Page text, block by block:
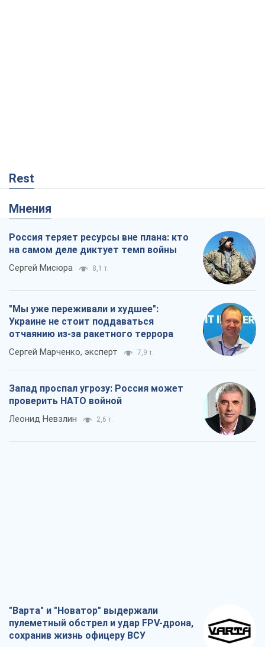
Rest
Мнения
Россия теряет ресурсы вне плана: кто
на самом деле диктует темп войны
Сергей Мисюра 8,1 т.
"Мы уже переживали и худшее":
Украине не стоит поддаваться
отчаянию из-за ракетного террора
Сергей Марченко, эксперт 7,9 т.
Запад проспал угрозу: Россия может
проверить НАТО войной
Леонид Невзлин 2,6 т.
"Варта" и "Новатор" выдержали
пулеметный обстрел и удар FPV-дрона,
сохранив жизнь офицеру ВСУ